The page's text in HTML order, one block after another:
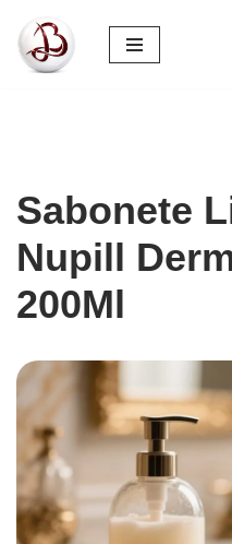
Pular
Sabonete
Nupill
200Ml